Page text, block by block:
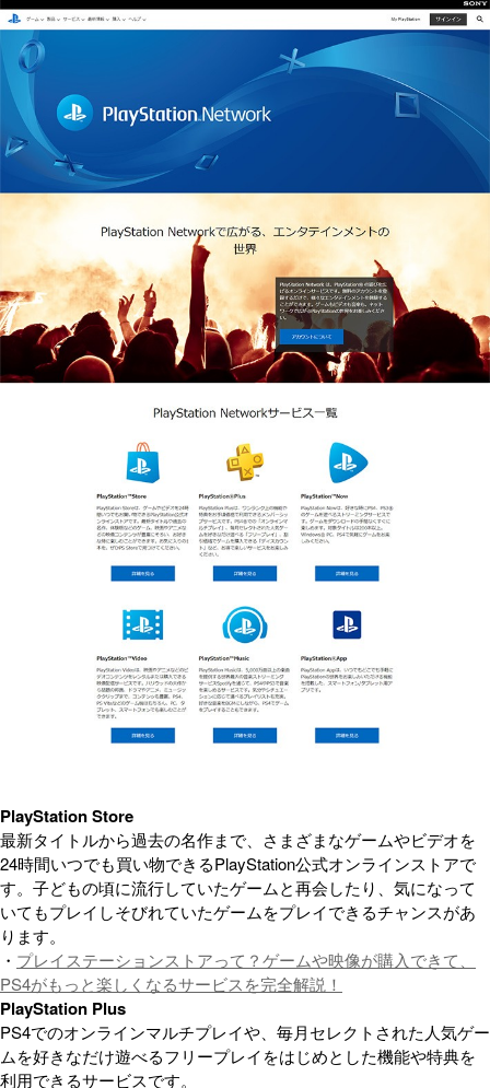
PlayStation Store
最新タイトルから過去の名作まで、さまざまなゲームやビデオを
24時間いつでも買い物できるPlayStation公式オンラインストアで
す。子どもの頃に流行していたゲームと再会したり、気になって
いてもプレイしそびれていたゲームをプレイできるチャンスがあ
ります。
・ プレイステーションストアって？ゲームや映像が購入できて、
PS4がもっと楽しくなるサービスを完全解説！
PlayStation Plus
PS4でのオンラインマルチプレイや、毎月セレクトされた人気ゲー
ムを好きなだけ遊べるフリープレイをはじめとした機能や特典を
利用できるサービスです。